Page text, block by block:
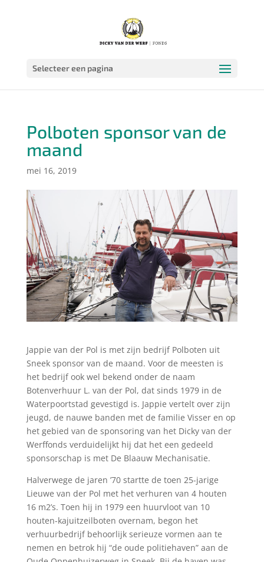
Selecteer een pagina
Polboten sponsor van de
maand
mei 16, 2019
Jappie van der Pol is met zijn bedrijf Polboten uit
Sneek sponsor van de maand. Voor de meesten is
het bedrijf ook wel bekend onder de naam
Botenverhuur L. van der Pol, dat sinds 1979 in de
Waterpoortstad gevestigd is. Jappie vertelt over zijn
jeugd, de nauwe banden met de familie Visser en op
het gebied van de sponsoring van het Dicky van der
Werffonds verduidelijkt hij dat het een gedeeld
sponsorschap is met De Blaauw Mechanisatie.
Halverwege de jaren ’70 startte de toen 25-jarige
Lieuwe van der Pol met het verhuren van 4 houten
16 m2’s. Toen hij in 1979 een huurvloot van 10
houten-kajuitzeilboten overnam, begon het
verhuurbedrijf behoorlijk serieuze vormen aan te
nemen en betrok hij “de oude politiehaven” aan de